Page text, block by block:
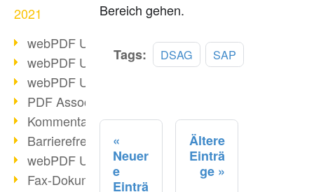
2021
webPDF Update 8.0.0.2376
webPDF Update 8.0.0.2374
webPDF Update 8.0.0.2372
PDF Association 2021 Entwicklungen
Kommentare im PDF einfügen
Barrierefreie PDF-Dokumente (3/3)
webPDF Update 8.0.0.2338
Fax-Dokumente in Workflow
Bereich gehen.
Tags: DSAG SAP
Neuer
e
Einträ
Ältere
Einträ
ge